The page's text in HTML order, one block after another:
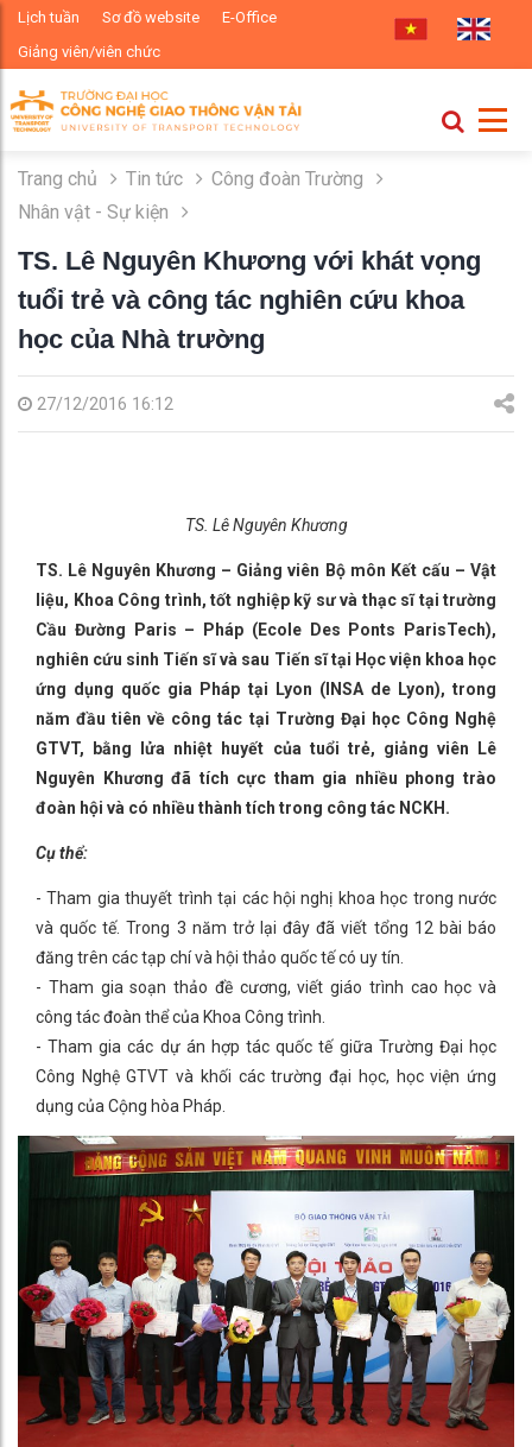
Lịch tuần Sơ đồ website
E-Office
Giảng viên/viên chức
Trang chủ Tin tức
Công đoàn Trường
Nhân vật - Sự kiện
TS. Lê Nguyên Khương với khát vọng
tuổi trẻ và công tác nghiên cứu khoa
học của Nhà trường
27/12/2016 16:12
TS. Lê Nguyên Khương
TS. Lê Nguyên Khương – Giảng viên Bộ môn Kết cấu – Vật
liệu, Khoa Công trình, tốt nghiệp kỹ sư và thạc sĩ tại trường
Cầu Đường Paris – Pháp (Ecole Des Ponts ParisTech),
nghiên cứu sinh Tiến sĩ và sau Tiến sĩ tại Học viện khoa học
ứng dụng quốc gia Pháp tại Lyon (INSA de Lyon), trong
năm đầu tiên về công tác tại Trường Đại học Công Nghệ
GTVT, bằng lửa nhiệt huyết của tuổi trẻ, giảng viên Lê
Nguyên Khương đã tích cực tham gia nhiều phong trào
đoàn hội và có nhiều thành tích trong công tác NCKH.
Cụ thể:
- Tham gia thuyết trình tại các hội nghị khoa học trong nước
và quốc tế. Trong 3 năm trở lại đây đã viết tổng 12 bài báo
đăng trên các tạp chí và hội thảo quốc tế có uy tín.
- Tham gia soạn thảo đề cương, viết giáo trình cao học và
công tác đoàn thể của Khoa Công trình.
- Tham gia các dự án hợp tác quốc tế giữa Trường Đại học
Công Nghệ GTVT và khối các trường đại học, học viện ứng
dụng của Cộng hòa Pháp.